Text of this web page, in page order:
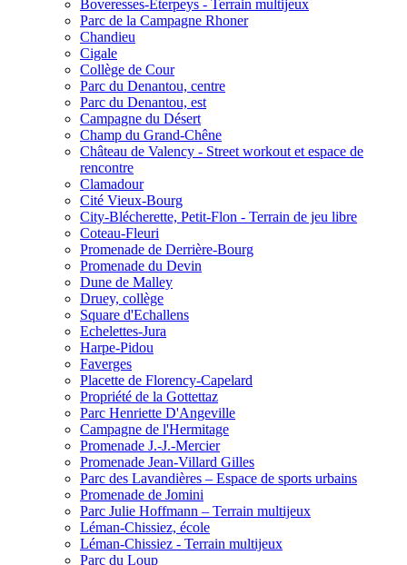
Boveresses-Eterpeys - Terrain multijeux
Parc de la Campagne Rhoner
Chandieu
Cigale
Collège de Cour
Parc du Denantou, centre
Parc du Denantou, est
Campagne du Désert
Champ du Grand-Chêne
Château de Valency - Street workout et espace de
rencontre
Clamadour
Cité Vieux-Bourg
City-Blécherette, Petit-Flon - Terrain de jeu libre
Coteau-Fleuri
Promenade de Derrière-Bourg
Promenade du Devin
Dune de Malley
Druey, collège
Square d'Echallens
Echelettes-Jura
Harpe-Pidou
Faverges
Placette de Florency-Capelard
Propriété de la Gottettaz
Parc Henriette D'Angeville
Campagne de l'Hermitage
Promenade J.-J.-Mercier
Promenade Jean-Villard Gilles
Parc des Lavandières – Espace de sports urbains
Promenade de Jomini
Parc Julie Hoffmann – Terrain multijeux
Léman-Chissiez, école
Léman-Chissiez - Terrain multijeux
Parc du Loup